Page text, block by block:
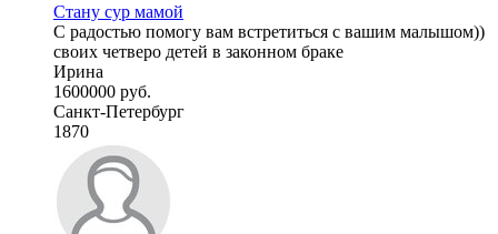
Стану сур мамой
С радостью помогу вам встретиться с вашим малышом))
своих четверо детей в законном браке
Ирина
1600000 руб.
Санкт-Петербург
1870